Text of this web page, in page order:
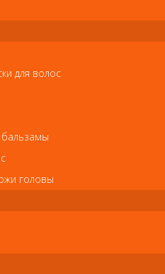
1000мл от Revlon
Pro You Шампунь
баланса кожи
для волос
головы